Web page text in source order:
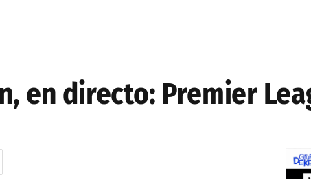
en directo: Premier